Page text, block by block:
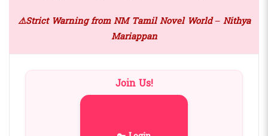
⚠️Strict Warning from NM Tamil Novel World – Nithya
Mariappan
Join Us!